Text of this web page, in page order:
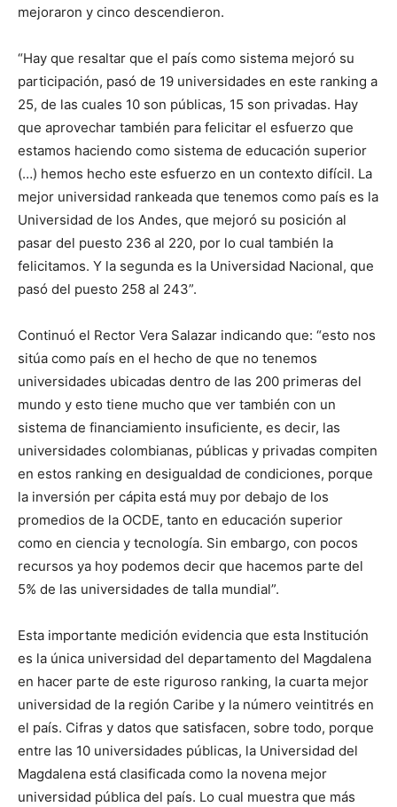
mejoraron y cinco descendieron.
“Hay que resaltar que el país como sistema mejoró su
participación, pasó de 19 universidades en este ranking a
25, de las cuales 10 son públicas, 15 son privadas. Hay
que aprovechar también para felicitar el esfuerzo que
estamos haciendo como sistema de educación superior
(…) hemos hecho este esfuerzo en un contexto difícil. La
mejor universidad rankeada que tenemos como país es la
Universidad de los Andes, que mejoró su posición al
pasar del puesto 236 al 220, por lo cual también la
felicitamos. Y la segunda es la Universidad Nacional, que
pasó del puesto 258 al 243”.
Continuó el Rector Vera Salazar indicando que: “esto nos
sitúa como país en el hecho de que no tenemos
universidades ubicadas dentro de las 200 primeras del
mundo y esto tiene mucho que ver también con un
sistema de financiamiento insuficiente, es decir, las
universidades colombianas, públicas y privadas compiten
en estos ranking en desigualdad de condiciones, porque
la inversión per cápita está muy por debajo de los
promedios de la OCDE, tanto en educación superior
como en ciencia y tecnología. Sin embargo, con pocos
recursos ya hoy podemos decir que hacemos parte del
5% de las universidades de talla mundial”.
Esta importante medición evidencia que esta Institución
es la única universidad del departamento del Magdalena
en hacer parte de este riguroso ranking, la cuarta mejor
universidad de la región Caribe y la número veintitrés en
el país. Cifras y datos que satisfacen, sobre todo, porque
entre las 10 universidades públicas, la Universidad del
Magdalena está clasificada como la novena mejor
universidad pública del país. Lo cual muestra que más